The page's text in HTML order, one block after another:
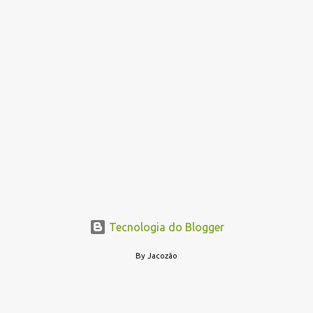
Tecnologia do Blogger
By Jacozão